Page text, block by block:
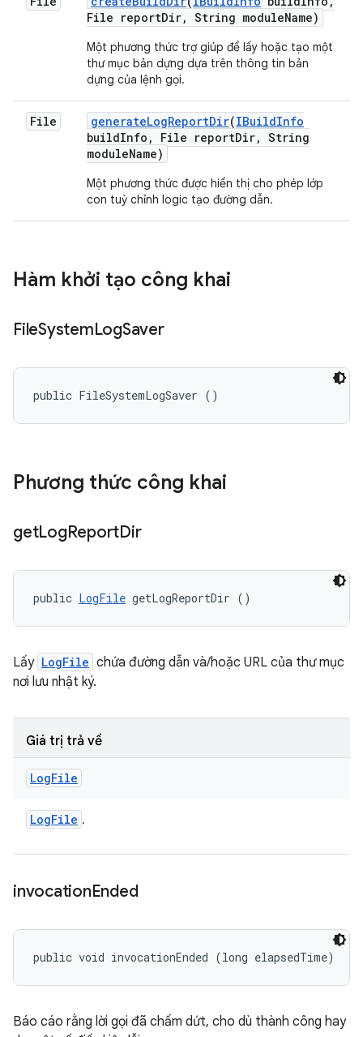
File reportDir, String moduleName)
Một phương thức trợ giúp để lấy hoặc tạo một
thư mục bản dựng dựa trên thông tin bản
dựng của lệnh gọi.
File generateLogReportDir(IBuildInfo
buildInfo , File reportDir, String
moduleName)
Một phương thức được hiển thị cho phép lớp
con tuỳ chỉnh logic tạo đường dẫn.
Hàm khởi tạo công khai
FileSystemLogSaver
public FileSystemLogSaver ()
Phương thức công khai
getLogReportDir
public LogFile getLogReportDir ()
Lấy LogFile chứa đường dẫn và/hoặc URL của thư mục
nơi lưu nhật ký.
Giá trị trả về
LogFile
LogFile .
invocationEnded
public void invocationEnded (long elapsedTime)
Báo cáo rằng lời gọi đã chấm dứt, cho dù thành công hay